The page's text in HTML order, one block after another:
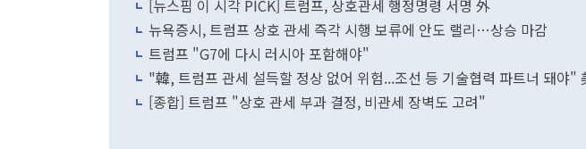
[뉴스핌 이 시각 PICK] 트럼프, 상호관세 행정명령 서명 外
뉴욕증시, 트럼프 상호 관세 즉각 시행 보류에 안도 랠리…상승 마감
트럼프 "G7에 다시 러시아 포함해야"
"韓
[종합] 트럼프 "상호 관세 부과 결정, 비관세 장벽도 고려"